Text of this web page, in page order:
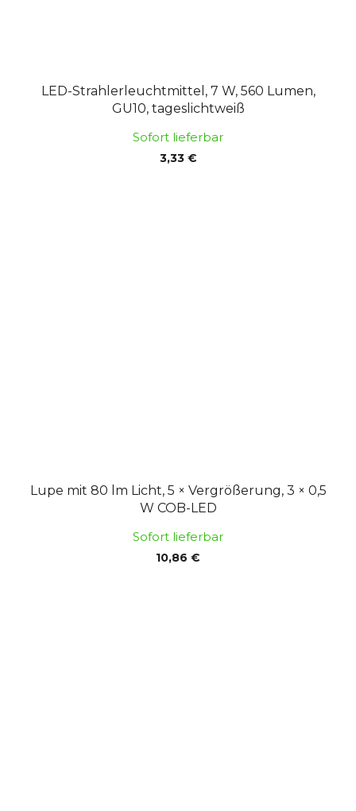
LED-Strahlerleuchtmittel, 7 W, 560 Lumen,
GU10, tageslichtweiß
Sofort lieferbar
3,33 €
Lupe mit 80 lm Licht, 5 × Vergrößerung, 3 × 0,5
W COB-LED
Sofort lieferbar
10,86 €